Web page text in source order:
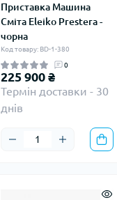
Приставка Машина
Сміта Eleiko Prestera -
чорна
Код товару: BD-1-380
0
225 900 ₴
Термін доставки - 30
днів